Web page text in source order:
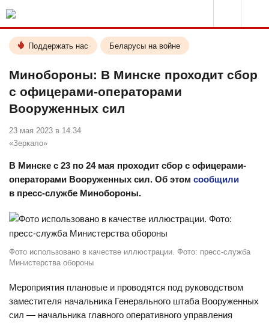
Поддержать нас Беларусы на войне
Минобороны: В Минске проходит сбор
с офицерами-операторами
Вооруженных сил
23 мая 2023 в 14.34
«Зеркало»
В Минске с 23 по 24 мая проходит сбор с офицерами-
операторами Вооруженных сил. Об этом сообщили
в пресс-службе Минобороны.
Фото использовано в качестве иллюстрации. Фото: пресс-служба
Министерства обороны
Мероприятия плановые и проводятся под руководством
заместителя начальника Генерального штаба Вооруженных
сил — начальника главного оперативного управления